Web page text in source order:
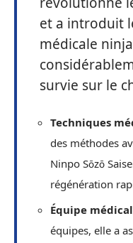
et a introduit
médicale
survie sur le
Techniques
des méthodes
Ninpo Sōzō
régénération
Équipe
équipes, elle a